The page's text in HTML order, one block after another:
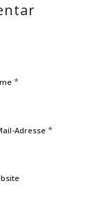
*
Adresse*